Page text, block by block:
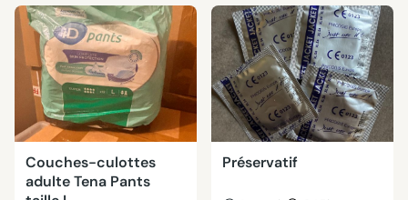
Couches-culottes
adulte Tena Pants
Préservatif